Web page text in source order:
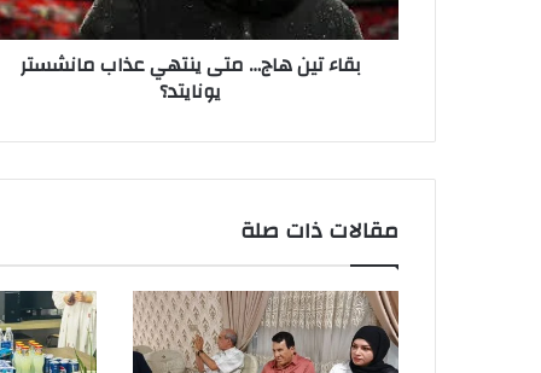
يونايتد؟
بقاء تين هاج… متى ينتهي عذاب مانشستر
يونايتد؟
مقالات ذات صلة